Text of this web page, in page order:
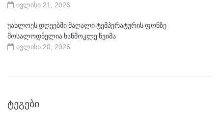
ივლისი 21, 2026
უახლოეს დღეებში მაღალი ტემპერატურის ფონზე
მოსალოდნელია ხანმოკლე წვიმა
ივლისი 20, 2026
ᲢᲔᲒᲔᲑᲘ